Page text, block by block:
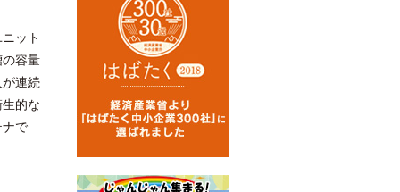
ット
容量
連続
的な
で